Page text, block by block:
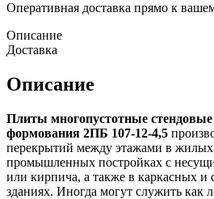
Оперативная доставка прямо к
Описание
Доставка
Описание
Плиты многопустотные стендовые
формования 2ПБ 107-12-4,5
перекрытий между этажами в
промышленных постройках с
или кирпича, а также в каркасных
зданиях. Иногда могут служить как